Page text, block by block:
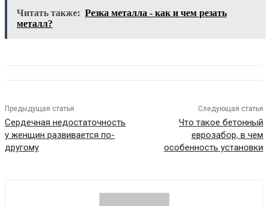
Читать также: Резка металла - как и чем резать
металл?
Предыдущая статья
Сердечная недостаточность
у женщин развивается по-
другому
Следующая статья
Что такое бетонный
еврозабор, в чем
особенность установки